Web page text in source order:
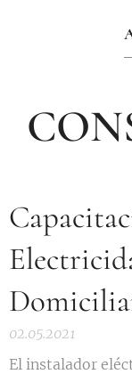
02.05.2021
El instalador